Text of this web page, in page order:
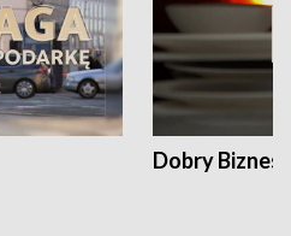
Dobry Biznes